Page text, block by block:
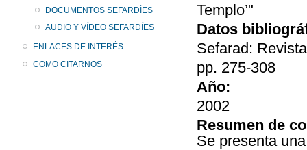
DOCUMENTOS SEFARDÍES
AUDIO Y VÍDEO SEFARDÍES
ENLACES DE INTERÉS
COMO CITARNOS
Templo’"
Datos
Sefarad:
pp. 275-308
Año:
2002
Resumen de
Se presenta